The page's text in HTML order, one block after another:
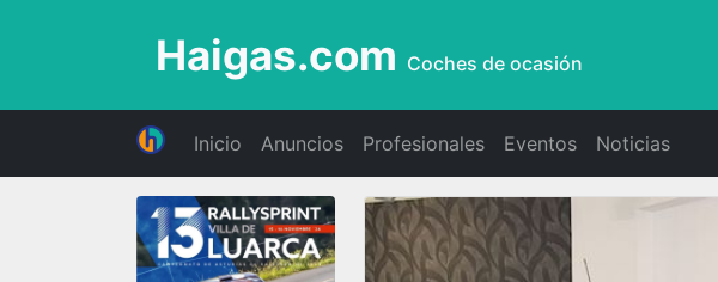
Haigas.com Coches de ocasión
Inicio Anuncios Profesionales Eventos Noticias